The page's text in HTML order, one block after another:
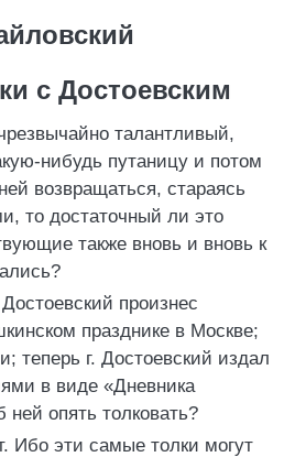
с Достоевским
талантливый,
нибудь путаницу и потом
возвращаться, стараясь
то достаточный ли это
также вновь и вновь к
произнес
празднике в Москве;
теперь г. Достоевский издал
в виде «Дневника
ней опять толковать?
Ибо эти самые толки могут